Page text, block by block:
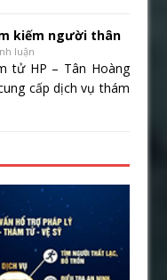
kiếm người thân
luận
tử HP – Tân Hoàng
cấp dịch vụ thám